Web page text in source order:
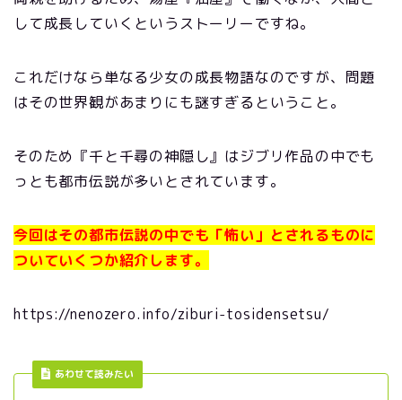
して成長していくというストーリーですね。
これだけなら単なる少女の成長物語なのですが、問題
はその世界観があまりにも謎すぎるということ。
そのため『千と千尋の神隠し』はジブリ作品の中でも
っとも都市伝説が多いとされています。
今回はその都市伝説の中でも 「怖い」とされるものに
ついていくつか紹介します。
https://nenozero.info/ziburi-tosidensetsu/
あわせて読みたい